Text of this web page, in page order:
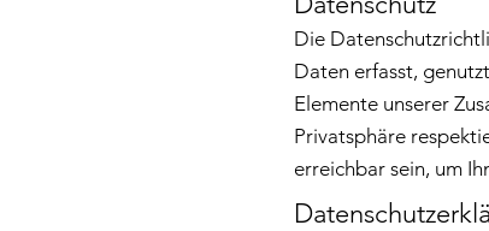
Die
Daten erfasst,
Elemente unserer
Privatsphäre
erreichbar sein, um